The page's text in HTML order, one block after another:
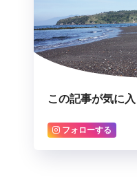
この記事が気に
フォローする